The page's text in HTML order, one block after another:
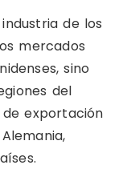
de los
mercados
sino
del
exportación